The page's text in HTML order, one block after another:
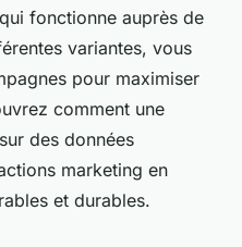
fonctionne auprès de
variantes, vous
pour maximiser
comment une
des données
marketing en
et durables.